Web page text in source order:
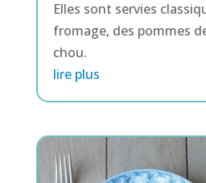
Elles sont servies
fromage, des pommes
chou.
lire plus